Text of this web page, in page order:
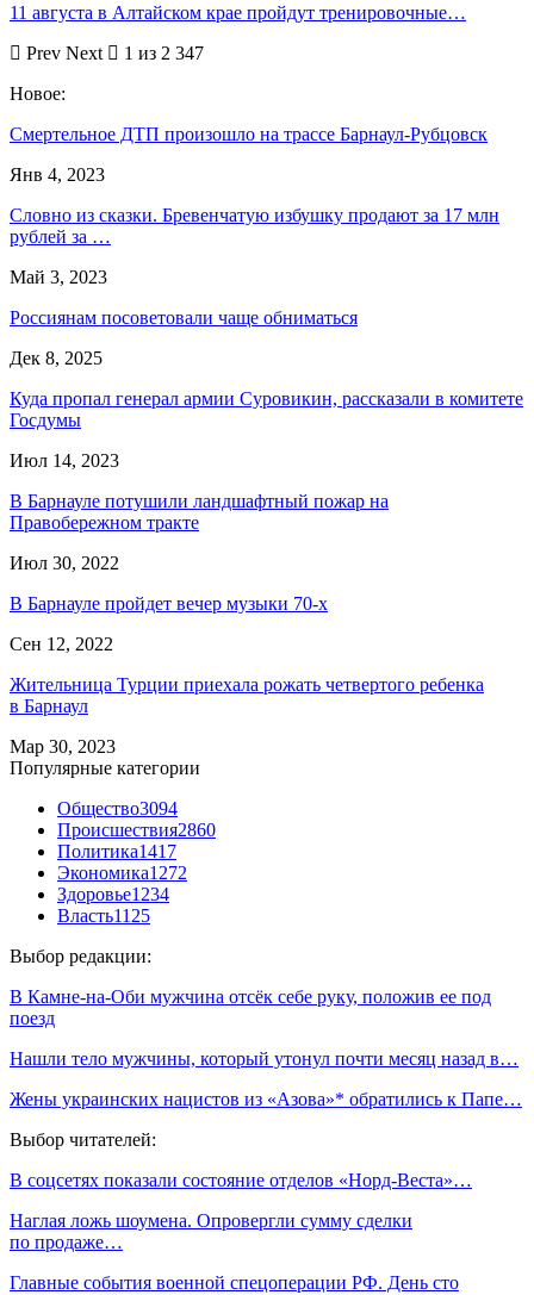
11 августа в Алтайском крае пройдут тренировочные…
Prev Next
1 из 2 347
Новое:
Смертельное ДТП произошло на трассе Барнаул-Рубцовск
Янв 4, 2023
Словно из сказки. Бревенчатую избушку продают за 17 млн
рублей за …
Май 3, 2023
Россиянам посоветовали чаще обниматься
Дек 8, 2025
Куда пропал генерал армии Суровикин, рассказали в комитете
Госдумы
Июл 14, 2023
В Барнауле потушили ландшафтный пожар на
Правобережном тракте
Июл 30, 2022
В Барнауле пройдет вечер музыки 70-х
Сен 12, 2022
Жительница Турции приехала рожать четвертого ребенка
в Барнаул
Мар 30, 2023
Популярные категории
Общество3094
Происшествия2860
Политика1417
Экономика1272
Здоровье1234
Власть1125
Выбор редакции:
В Камне-на-Оби мужчина отсёк себе руку, положив ее под
поезд
Нашли тело мужчины, который утонул почти месяц назад в…
Жены украинских нацистов из «Азова»* обратились к Папе…
Выбор читателей:
В соцсетях показали состояние отделов «Норд-Веста»…
Наглая ложь шоумена. Опровергли сумму сделки
по продаже…
Главные события военной спецоперации РФ. День сто